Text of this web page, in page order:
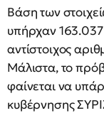
Βάση των
υπήρχαν 163.037
αντίστοιχος
Μάλιστα, το
φαίνεται να
κυβέρνησης